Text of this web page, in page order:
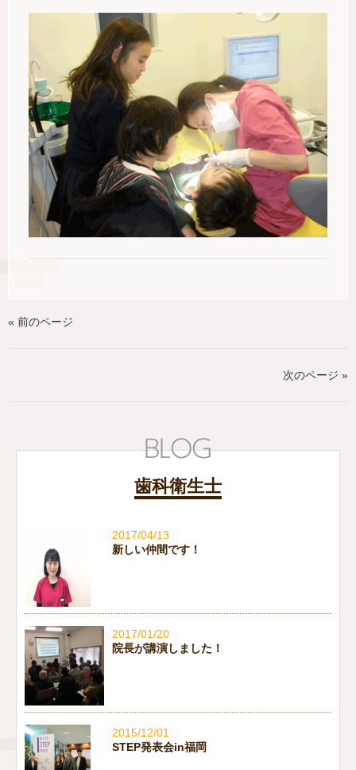
« 前のページ
次のページ »
歯科衛生士
2017/04/13
新しい仲間です！
2017/01/20
院長が講演しました！
2015/12/01
STEP発表会in福岡